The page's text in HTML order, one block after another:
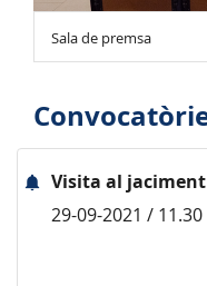
Sala de premsa
Visita al jaciment
29-09-2021 / 11.30